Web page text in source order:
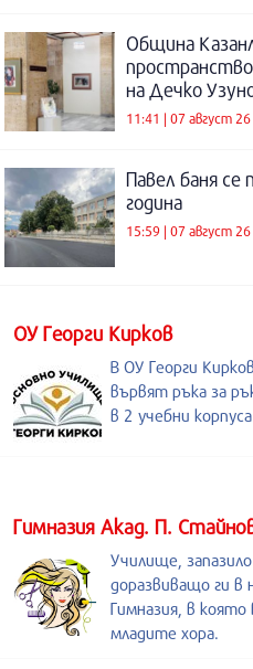
Община
на Дечко
11:41 | 07 август 26
Павел баня се
година
15:59 | 07 август 26
ОУ Георги Кирков
В ОУ Георги
вървят ръка за
в 2 учебни
Гимназия Акад. П.
Училище,
доразвиващо ги
Гимназия, в която
младите хора.